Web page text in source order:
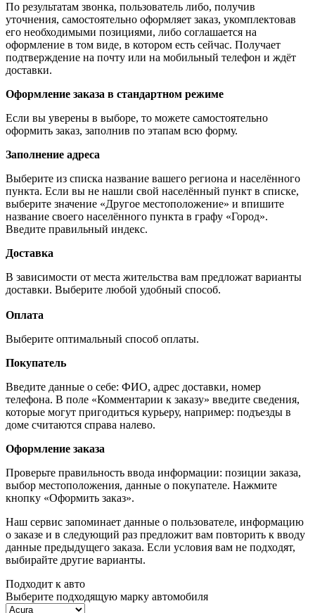
По результатам звонка, пользователь либо, получив
уточнения, самостоятельно оформляет заказ, укомплектовав
его необходимыми позициями, либо соглашается на
оформление в том виде, в котором есть сейчас. Получает
подтверждение на почту или на мобильный телефон и ждёт
доставки.
Оформление заказа в стандартном режиме
Если вы уверены в выборе, то можете самостоятельно
оформить заказ, заполнив по этапам всю форму.
Заполнение адреса
Выберите из списка название вашего региона и населённого
пункта. Если вы не нашли свой населённый пункт в списке,
выберите значение «Другое местоположение» и впишите
название своего населённого пункта в графу «Город».
Введите правильный индекс.
Доставка
В зависимости от места жительства вам предложат варианты
доставки. Выберите любой удобный способ.
Оплата
Выберите оптимальный способ оплаты.
Покупатель
Введите данные о себе: ФИО, адрес доставки, номер
телефона. В поле «Комментарии к заказу» введите сведения,
которые могут пригодиться курьеру, например: подъезды в
доме считаются справа налево.
Оформление заказа
Проверьте правильность ввода информации: позиции заказа,
выбор местоположения, данные о покупателе. Нажмите
кнопку «Оформить заказ».
Наш сервис запоминает данные о пользователе, информацию
о заказе и в следующий раз предложит вам повторить к вводу
данные предыдущего заказа. Если условия вам не подходят,
выбирайте другие варианты.
Подходит к авто
Выберите подходящую марку автомобиля